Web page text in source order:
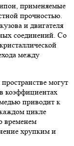
применяемые
прочностью.
и двигателя
соединений. Со
между
могут
коэффициентах
приводит к
цикле
временем
хрупким и